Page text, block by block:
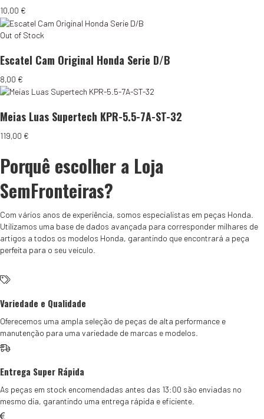
10,00 €
Out of Stock
Escatel Cam Original Honda Serie D/B
8,00 €
Meias Luas Supertech KPR-5.5-7A-ST-32
119,00 €
Porquê escolher a Loja
SemFronteiras?
Com vários anos de experiência, somos especialistas em peças Honda.
Utilizamos uma base de dados avançada para corresponder milhares de
artigos a todos os modelos Honda, garantindo que encontrará a peça
perfeita para o seu veículo.
Variedade e Qualidade
Oferecemos uma ampla seleção de peças de alta performance e
manutenção para uma variedade de marcas e modelos.
Entrega Super Rápida
As peças em stock encomendadas antes das 13:00 são enviadas no
mesmo dia, garantindo uma entrega rápida e eficiente.